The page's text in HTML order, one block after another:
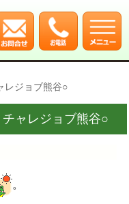
ジョブ熊谷○
ャレジョブ熊谷○